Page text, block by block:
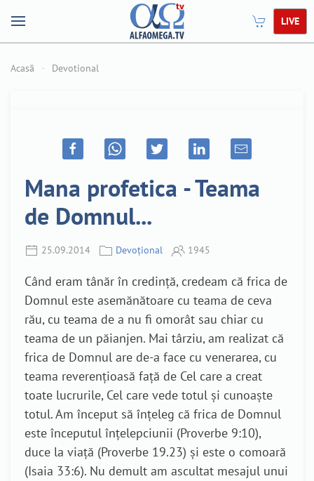
LIVE
Acasă Devotional
Mana profetica - Teama
de Domnul...
25.09.2014 Devoțional 1945
Când eram tânăr în credință, credeam că frica de
Domnul este asemănătoare cu teama de ceva
rău, cu teama de a nu fi omorât sau chiar cu
teama de un păianjen. Mai târziu, am realizat că
frica de Domnul are de-a face cu venerarea, cu
teama reverențioasă față de Cel care a creat
toate lucrurile, Cel care vede totul și cunoaște
totul. Am început să înțeleg că frica de Domnul
este începutul înțelepciunii (Proverbe 9:10),
duce la viață (Proverbe 19.23) și este o comoară
(Isaia 33:6). Nu demult am ascultat mesajul unui